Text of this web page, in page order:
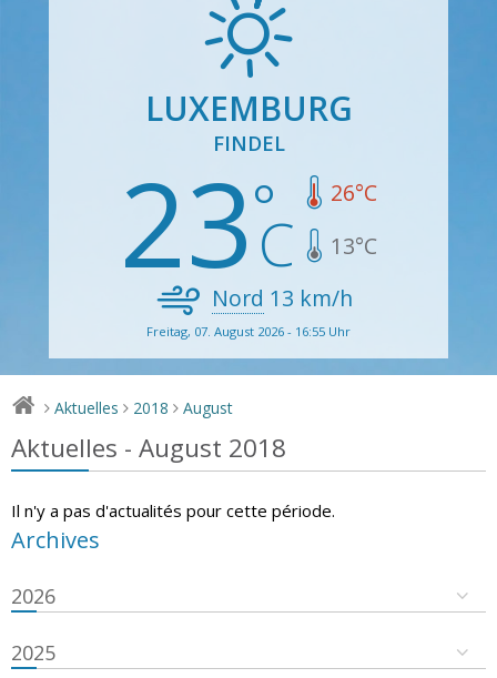
LUXEMBURG
FINDEL
23 26°C
13°C
Nord 13 km/h
Freitag, 07. August 2026 - 16:55 Uhr
> Aktuelles > 2018 > August
Aktuelles - August 2018
Il n'y a pas d'actualités pour cette période.
Archives
2026
2025